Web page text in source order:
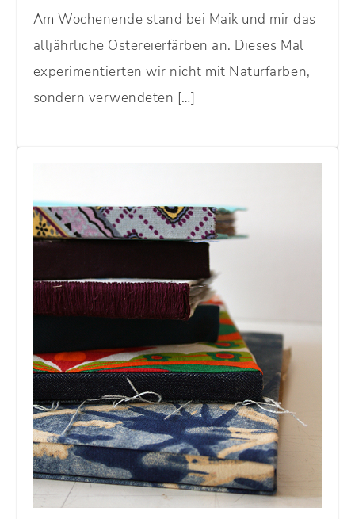
Am Wochenende stand bei Maik und mir das
alljährliche Ostereierfärben an. Dieses Mal
experimentierten wir nicht mit Naturfarben,
sondern verwendeten […]